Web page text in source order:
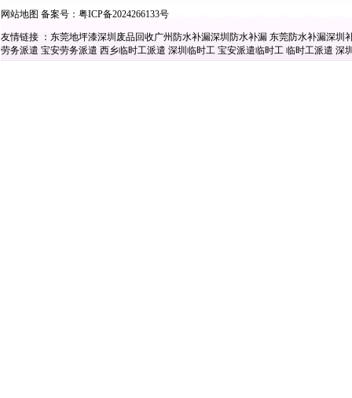
网站地图 备案号： 粤ICP备2024266133号
友情链接 ： 东莞地坪漆深圳废品回收广州防水补漏深圳防水补漏 东莞防水补漏深圳
劳务派遣 宝安劳务派遣 西乡临时工派遣 深圳临时工 宝安派遣临时工 临时工派遣 深